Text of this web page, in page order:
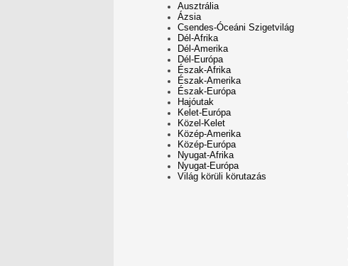
Ausztrália
Ázsia
Csendes-Óceáni Szigetvilág
Dél-Afrika
Dél-Amerika
Dél-Európa
Észak-Afrika
Észak-Amerika
Észak-Európa
Hajóutak
Kelet-Európa
Közel-Kelet
Közép-Amerika
Közép-Európa
Nyugat-Afrika
Nyugat-Európa
Világ körüli körutazás